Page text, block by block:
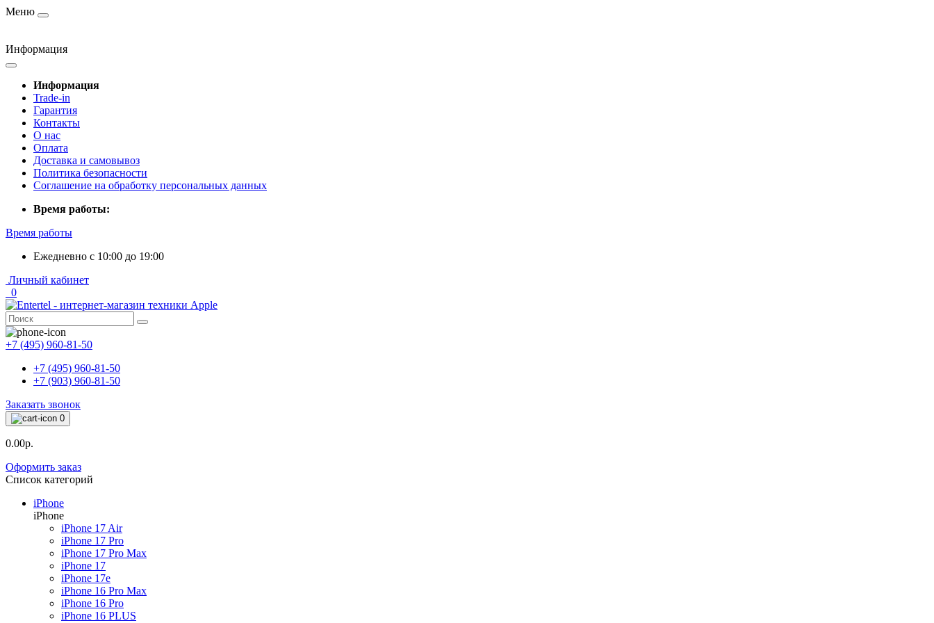
Меню
Информация
Информация
Trade-in
Гарантия
Контакты
О нас
Оплата
Доставка и самовывоз
Политика безопасности
Соглашение на обработку персональных данных
Время работы:
Время работы
Ежедневно с 10:00 до 19:00
Личный кабинет
0
+7 (495) 960-81-50
+7 (495) 960-81-50
+7 (903) 960-81-50
Заказать звонок
0
0.00р.
Оформить заказ
Список категорий
iPhone
iPhone
iPhone 17 Air
iPhone 17 Pro
iPhone 17 Pro Max
iPhone 17
iPhone 17e
iPhone 16 Pro Max
iPhone 16 Pro
iPhone 16 PLUS